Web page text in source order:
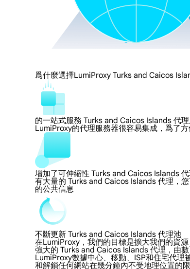
爲什麼選擇LumiProxy Turks and Caicos
的一站式服務 Turks and Caicos Islands 代
LumiProxy的代理服務器很容易集成，爲了
增加了可伸縮性 Turks and Caicos Islands
有大量的 Turks and Caicos Islands 代理，
的公共信息
不斷更新 Turks and Caicos Islands 代理池
在LumiProxy，我們的目標是擴大我們的資
強大的 Turks and Caicos Islands 代理，由
LumiProxy數據中心、移動、ISP和住宅代
和解鎖任何網站在幾分鐘內不受地理位置的